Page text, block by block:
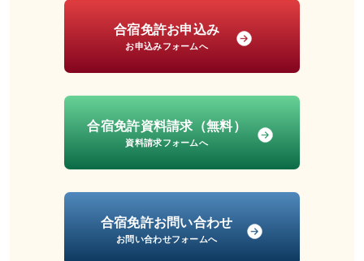
合宿免許お申込み
お申込みフォームへ
合宿免許資料請求（無料）
資料請求フォームへ
合宿免許お問い合わせ
お問い合わせフォームへ